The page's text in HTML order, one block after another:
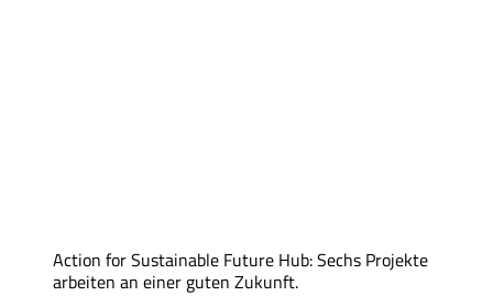
Action for Sustainable Future Hub: Sechs Projekte
arbeiten an einer guten Zukunft.